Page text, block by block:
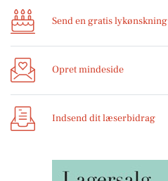
Send en gratis lykønskning
Opret mindeside
Indsend dit læserbidrag